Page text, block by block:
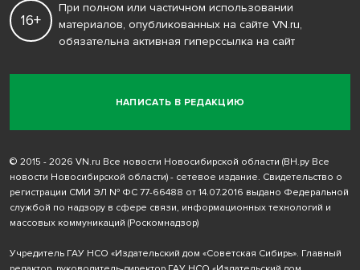
НАПИСАТЬ В РЕДАКЦИЮ
16+
При полном или частичном использовании
материалов, опубликованных на сайте VN.ru,
обязательна активная гиперссылка на сайт
© 2015 - 2026 VN.ru Все новости Новосибирской области (ВН.ру Все
новости Новосибирской области) - сетевое издание. Свидетельство о
регистрации СМИ ЭЛ № ФС 77-66488 от 14.07.2016 выдано Федеральной
службой по надзору в сфере связи, информационных технологий и
массовых коммуникаций (Роскомнадзор)
Учредитель ГАУ НСО «Издательский дом «Советская Сибирь». Главный